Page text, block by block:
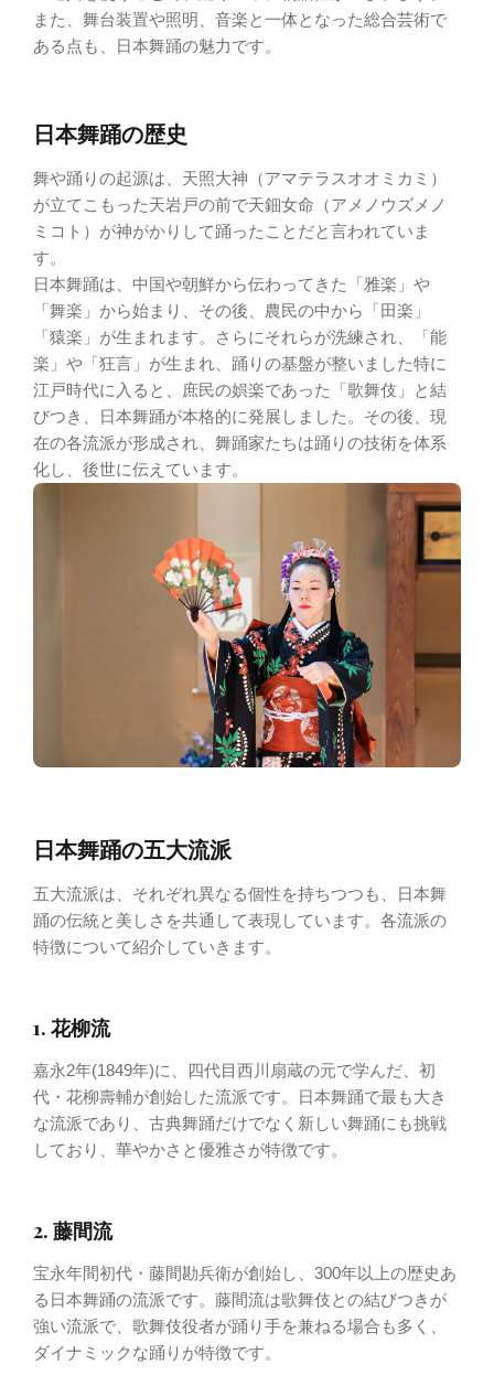
また、舞台装置や照明、音楽と一体となった総合芸術で
ある点も、日本舞踊の魅力です。
日本舞踊の歴史
舞や踊りの起源は、天照大神（アマテラスオオミカミ）
が立てこもった天岩戸の前で天鈿女命（アメノウズメノ
ミコト）が神がかりして踊ったことだと言われていま
す。
日本舞踊は、中国や朝鮮から伝わってきた「雅楽」や
「舞楽」から始まり、その後、農民の中から「田楽」
「猿楽」が生まれます。さらにそれらが洗練され、「能
楽」や「狂言」が生まれ、踊りの基盤が整いました特に
江戸時代に入ると、庶民の娯楽であった「歌舞伎」と結
びつき、日本舞踊が本格的に発展しました。その後、現
在の各流派が形成され、舞踊家たちは踊りの技術を体系
化し、後世に伝えています。
日本舞踊の五大流派
五大流派は、それぞれ異なる個性を持ちつつも、日本舞
踊の伝統と美しさを共通して表現しています。各流派の
特徴について紹介していきます。
1. 花柳流
嘉永2年(1849年)に、四代目西川扇蔵の元で学んだ、初
代・花柳壽輔が創始した流派です。日本舞踊で最も大き
な流派であり、古典舞踊だけでなく新しい舞踊にも挑戦
しており、華やかさと優雅さが特徴です。
2. 藤間流
宝永年間初代・藤間勘兵衛が創始し、300年以上の歴史あ
る日本舞踊の流派です。藤間流は歌舞伎との結びつきが
強い流派で、歌舞伎役者が踊り手を兼ねる場合も多く、
ダイナミックな踊りが特徴です。